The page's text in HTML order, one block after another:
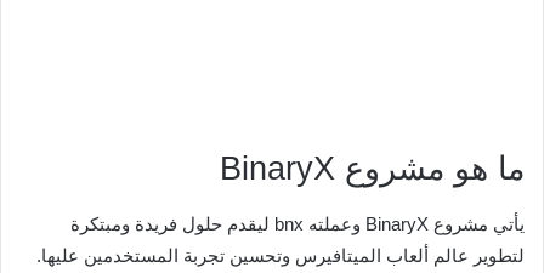
ما هو مشروع BinaryX
يأتي مشروع BinaryX وعملته bnx ليقدم حلول فريدة ومبتكرة
لتطوير عالم ألعاب الميتافيرس وتحسين تجربة المستخدمين عليها.